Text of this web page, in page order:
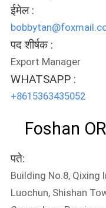
समाचार
और
ज्ञान
मामलों
साइटमैप
PRIVACY
POLICY
ईमेल :
पद शीर्षक :
Export Manager
WHATSAPP :
+8615363435052
Foshan
पते:
Building No.8,
Luochun, Shishan